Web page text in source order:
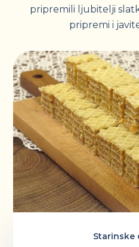
pripremili ljubitelji
pripremi i
Starinske